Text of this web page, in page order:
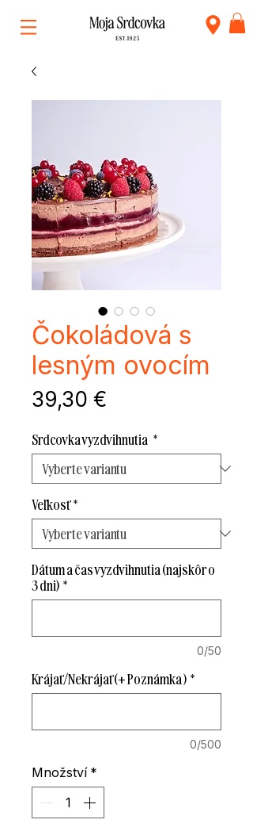
Čokoládová s
lesným ovocím
39,30 €
Srdcovka vyzdvihnutia *
Veľkosť *
Dátum a čas vyzdvihnutia (najskôr o
3 dni) *
0/50
Krájať/Nekrájať (+ Poznámka ) *
0/500
Množství *